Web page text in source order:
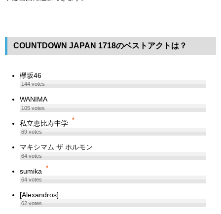
COUNTDOWN JAPAN 1718のベストアクトは？
欅坂46
144votes
WANIMA
105votes
私立恵比寿中学 *
69votes
マキシマム ザ ホルモン
64votes
sumika *
64votes
[Alexandros]
62votes